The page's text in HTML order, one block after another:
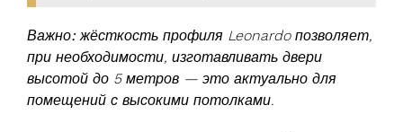
Важно:жёсткость профиля Leonardo позволяет,
при необходимости, изготавливать двери
высотой до 5 метров — это актуально для
помещений с высокими потолками.